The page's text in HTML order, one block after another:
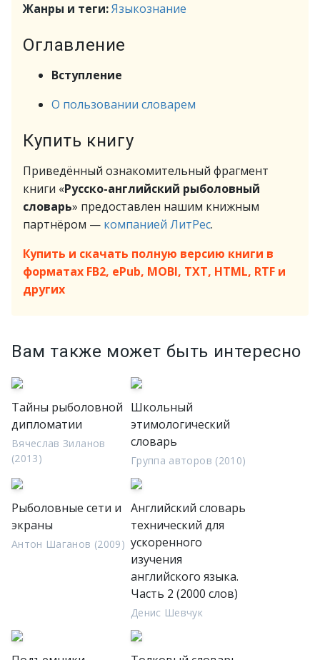
Жанры и теги:Языкознание
Оглавление
Вступление
О пользовании словарем
Купить книгу
Приведённый ознакомительный фрагмент
книги «Русско-английский рыболовный
словарь» предоставлен нашим книжным
партнёром — компанией ЛитРес.
Купить и скачать полную версию книги в
форматах FB2, ePub, MOBI, TXT, HTML, RTF и
других
Вам также может быть интересно
Тайны рыболовной
дипломатии
Вячеслав Зиланов
(2013)
Школьный
этимологический
словарь
Группа авторов (2010)
Рыболовные сети и
экраны
Антон Шаганов (2009)
Английский словарь
технический для
ускоренного
изучения
английского языка.
Часть 2 (2000 слов)
Денис Шевчук